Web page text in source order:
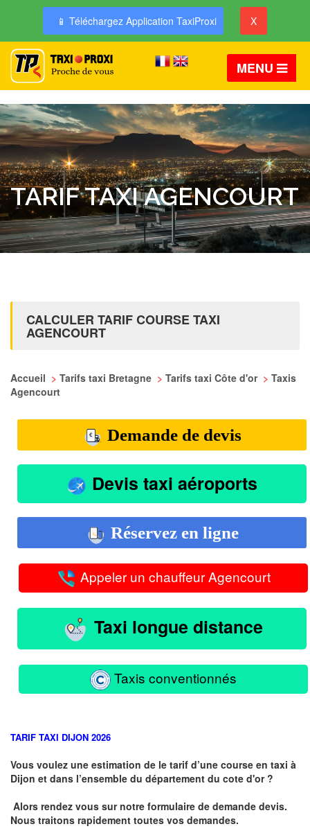
📱 Téléchargez Application TaxiProxi X
MENU
TARIF TAXI AGENCOURT
CALCULER TARIF COURSE TAXI
AGENCOURT
Accueil > Tarifs taxi Bretagne > Tarifs taxi Côte d'or > Taxis
Agencourt
Demande de devis
Devis taxi aéroports
Réservez en ligne
Appeler un chauffeur Agencourt
Taxi longue distance
Taxis conventionnés
TARIF TAXI DIJON 2026
Vous voulez une estimation de le tarif d’une course en taxi à
Dijon et dans l’ensemble du département du cote d'or ?
Alors rendez vous sur notre formulaire de demande devis.
Nous traitons rapidement toutes vos demandes.